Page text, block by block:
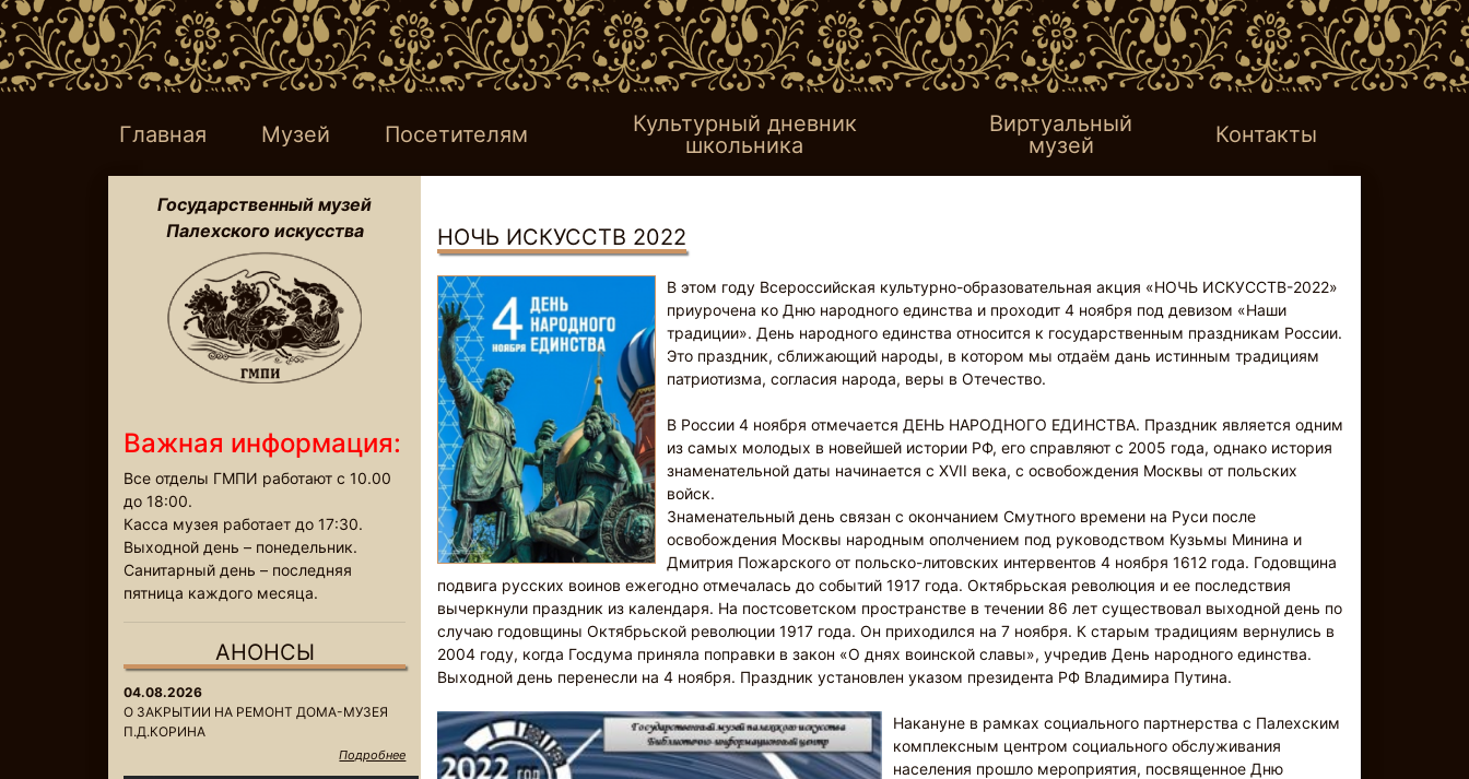
Главная Музей Посетителям
Культурный дневник
школьника
Виртуальный
музей
Контакты
Государственный музей
Палехского искусства
Важная информация:
Все отделы ГМПИ работают с 10.00
до 18:00.
Касса музея работает до 17:30.
Выходной день – понедельник.
Санитарный день – последняя
пятница каждого месяца.
АНОНСЫ
04.08.2026
О ЗАКРЫТИИ НА РЕМОНТ ДОМА-МУЗЕЯ
П.Д.КОРИНА
Подробнее
НОЧЬ ИСКУССТВ 2022
В этом году Всероссийская культурно-образовательная акция «НОЧЬ ИСКУССТВ-2022»
приурочена ко Дню народного единства и проходит 4 ноября под девизом «Наши
традиции». День народного единства относится к государственным праздникам России.
Это праздник, сближающий народы, в котором мы отдаём дань истинным традициям
патриотизма, согласия народа, веры в Отечество.
В России 4 ноября отмечается ДЕНЬ НАРОДНОГО ЕДИНСТВА. Праздник является одним
из самых молодых в новейшей истории РФ, его справляют с 2005 года, однако история
знаменательной даты начинается с XVII века, с освобождения Москвы от польских
войск.
Знаменательный день связан с окончанием Смутного времени на Руси после
освобождения Москвы народным ополчением под руководством Кузьмы Минина и
Дмитрия Пожарского от польско-литовских интервентов 4 ноября 1612 года. Годовщина
подвига русских воинов ежегодно отмечалась до событий 1917 года. Октябрьская революция и ее последствия
вычеркнули праздник из календаря. На постсоветском пространстве в течении 86 лет существовал выходной день по
случаю годовщины Октябрьской революции 1917 года. Он приходился на 7 ноября. К старым традициям вернулись в
2004 году, когда Госдума приняла поправки в закон «О днях воинской славы», учредив День народного единства.
Выходной день перенесли на 4 ноября. Праздник установлен указом президента РФ Владимира Путина.
Накануне в рамках социального партнерства с Палехским
комплексным центром социального обслуживания
населения прошло мероприятия, посвященное Дню